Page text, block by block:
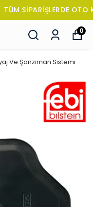
HEDİYE!
0
Ve Şanzıman Sistemi